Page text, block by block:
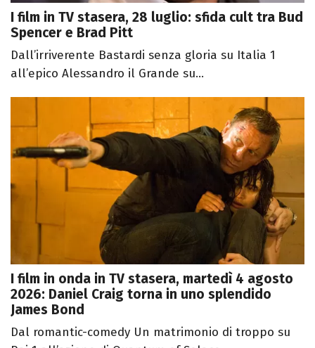
I film in TV stasera, 28 luglio: sfida cult tra Bud
Spencer e Brad Pitt
Dall’irriverente Bastardi senza gloria su Italia 1
all’epico Alessandro il Grande su...
I film in onda in TV stasera, martedì 4 agosto
2026: Daniel Craig torna in uno splendido
James Bond
Dal romantic-comedy Un matrimonio di troppo su